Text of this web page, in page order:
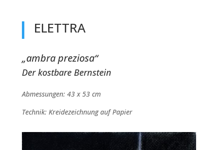
ELETTRA
„ambra preziosa“
Der kostbare Bernstein
Abmessungen: 43 x 53 cm
Technik: Kreidezeichnung auf Papier